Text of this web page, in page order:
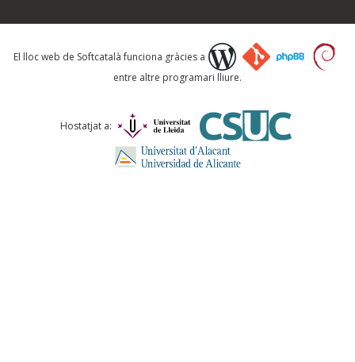
Què proposeu?
Comentari *
El lloc web de Softcatalà funciona gràcies a
entre altre programari lliure.
Hostatjat a: